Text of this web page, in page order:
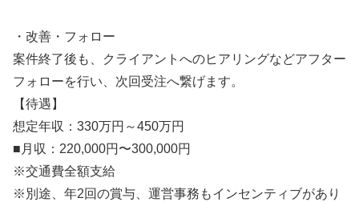
・改善・フォロー
案件終了後も、クライアントへのヒアリングなどアフター
フォローを行い、次回受注へ繋げます。
【待遇】
想定年収：330万円～450万円
■月収：220,000円〜300,000円
※交通費全額支給
※別途、年2回の賞与、運営事務もインセンティブがあり